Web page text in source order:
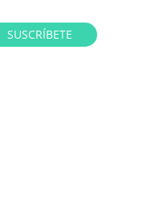
SUSCRÍBETE